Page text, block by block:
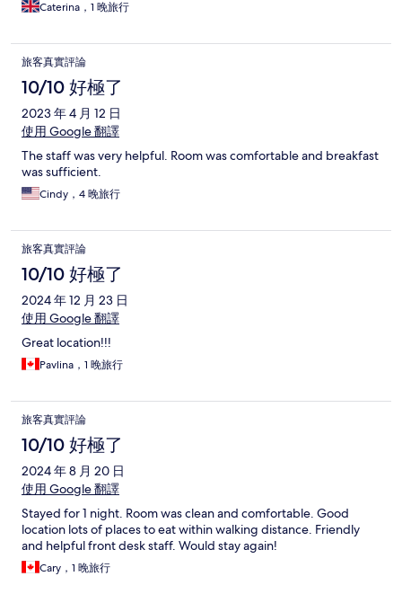
Caterina，1 晚旅行
旅客真實評論
10/10 好極了
2023 年 4 月 12 日
使用 Google 翻譯
The staff was very helpful. Room was comfortable and breakfast
was sufficient.
Cindy，4 晚旅行
旅客真實評論
10/10 好極了
2024 年 12 月 23 日
使用 Google 翻譯
Great location!!!
Pavlina，1 晚旅行
旅客真實評論
10/10 好極了
2024 年 8 月 20 日
使用 Google 翻譯
Stayed for 1 night. Room was clean and comfortable. Good
location lots of places to eat within walking distance. Friendly
and helpful front desk staff. Would stay again!
Cary，1 晚旅行